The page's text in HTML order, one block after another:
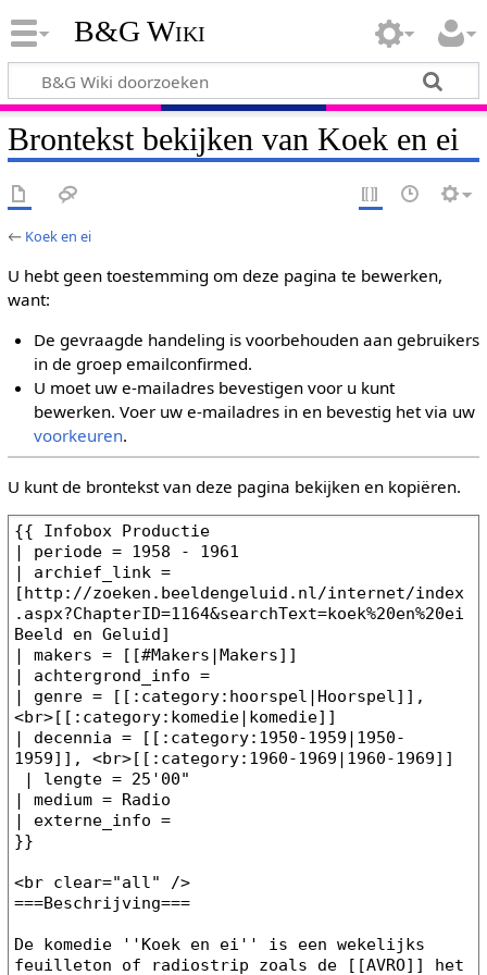
B&G Wiki
Brontekst bekijken van Koek en ei
← Koek en ei
U hebt geen toestemming om deze pagina te bewerken,
want:
De gevraagde handeling is voorbehouden aan gebruikers
in de groep emailconfirmed.
U moet uw e-mailadres bevestigen voor u kunt
bewerken. Voer uw e-mailadres in en bevestig het via uw
voorkeuren.
U kunt de brontekst van deze pagina bekijken en kopiëren.